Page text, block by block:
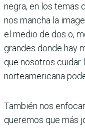
negra, en los temas
nos mancha la
el medio de dos o,
grandes donde hay
que nosotros cuidar
norteamericana
También nos
queremos que más